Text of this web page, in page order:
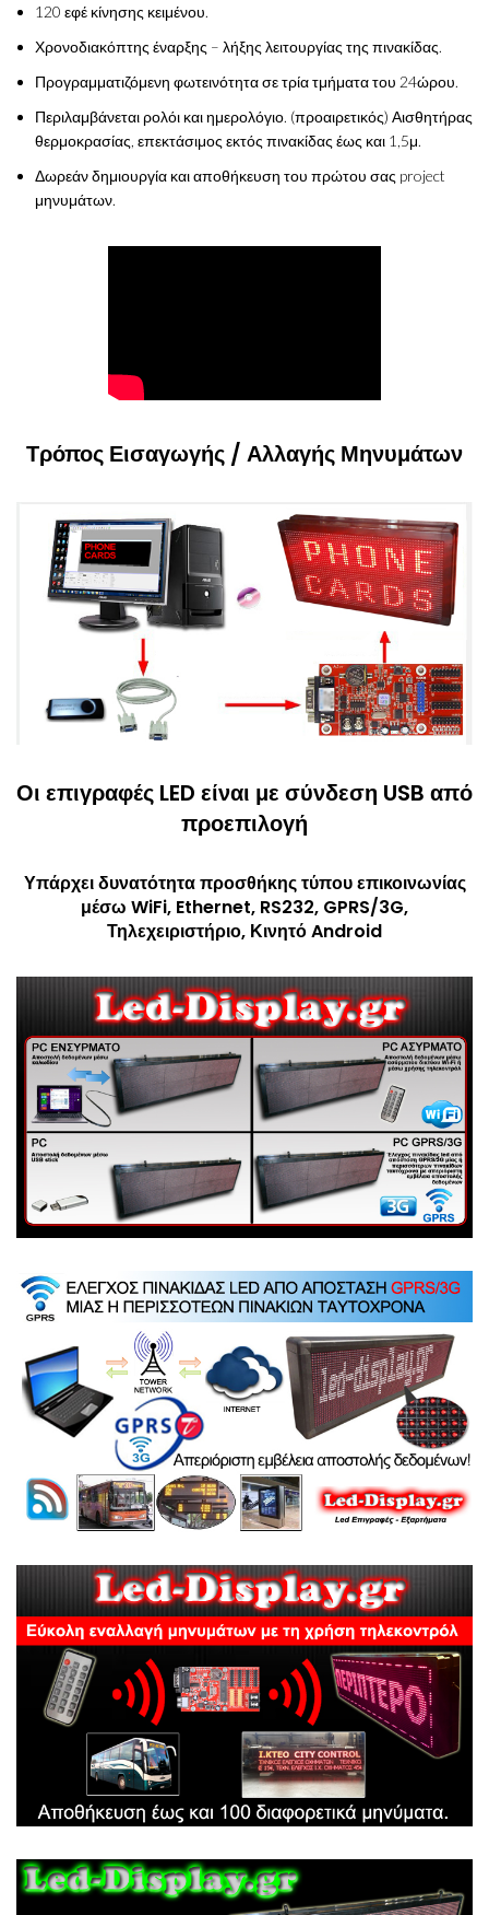
120 εφέ κίνησης κειμένου.
Χρονοδιακόπτης έναρξης – λήξης λειτουργίας της πινακίδας.
Προγραμματιζόμενη φωτεινότητα σε τρία τμήματα του 24ώρου.
Περιλαμβάνεται ρολόι και ημερολόγιο. (προαιρετικός) Αισθητήρας
θερμοκρασίας, επεκτάσιμος εκτός πινακίδας έως και 1,5μ.
Δωρεάν δημιουργία και αποθήκευση του πρώτου σας project
μηνυμάτων.
Τρόπος Εισαγωγής / Αλλαγής Μηνυμάτων
Οι επιγραφές LED είναι με σύνδεση USB από
προεπιλογή
Υπάρχει δυνατότητα προσθήκης τύπου επικοινωνίας
μέσω WiFi, Ethernet, RS232, GPRS/3G,
Τηλεχειριστήριο, Κινητό Android